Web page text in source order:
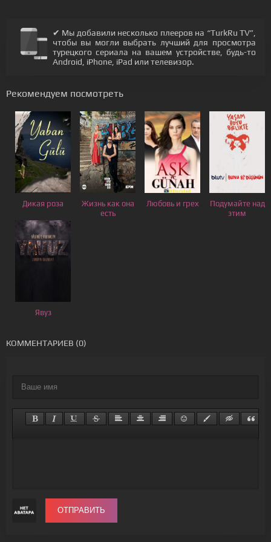
✔ Мы добавили несколько плееров на “TurkRu TV”,
чтобы вы могли выбрать лучший для просмотра
турецкого сериала на вашем устройстве, будь-то
Android, iPhone, iPad или телевизор.
Рекомендуем посмотреть
Дикая роза
Жизнь как она
есть
Любовь и грех
Подумайте над
этим
Явуз
КОММЕНТАРИЕВ (0)
ОТПРАВИТЬ